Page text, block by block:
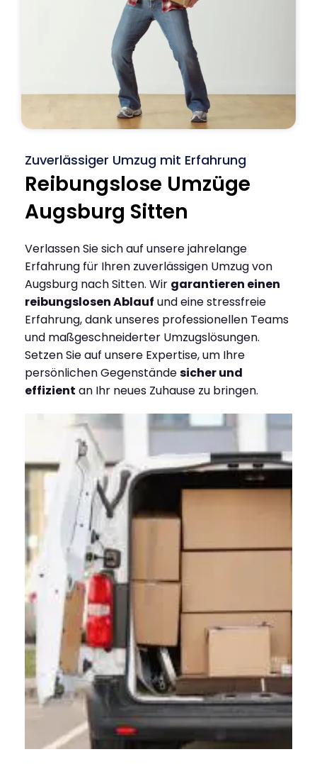
Zuverlässiger Umzug mit Erfahrung
Reibungslose Umzüge
Augsburg Sitten
Verlassen Sie sich auf unsere jahrelange
Erfahrung für Ihren zuverlässigen Umzug von
Augsburg nach Sitten. Wir garantieren einen
reibungslosen Ablauf und eine stressfreie
Erfahrung, dank unseres professionellen Teams
und maßgeschneiderter Umzugslösungen.
Setzen Sie auf unsere Expertise, um Ihre
persönlichen Gegenständesicher und
effizient an Ihr neues Zuhause zu bringen.